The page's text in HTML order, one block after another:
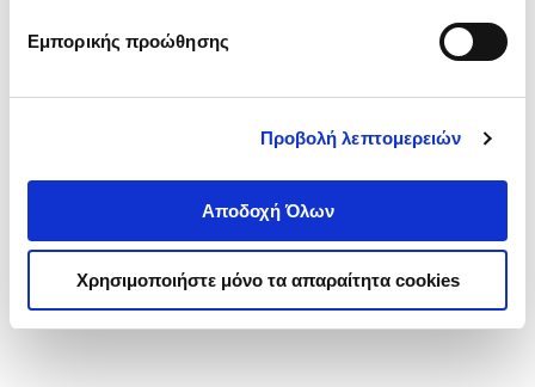
Εμπορικής προώθησης
Προβολή λεπτομερειών
Αποδοχή Όλων
Χρησιμοποιήστε μόνο τα απαραίτητα cookies